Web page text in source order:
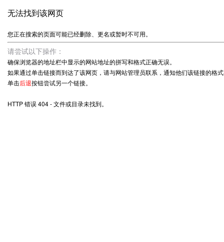
无法找到该网页
您正在搜索的页面可能已经删除、更名或暂时不可用。
请尝试以下操作：
确保浏览器的地址栏中显示的网站地址的拼写和格式正确无误。
如果通过单击链接而到达了该网页，请与网站管理员联系，通知他们该链接的格
单击后退按钮尝试另一个链接。
HTTP 错误 404 - 文件或目录未找到。